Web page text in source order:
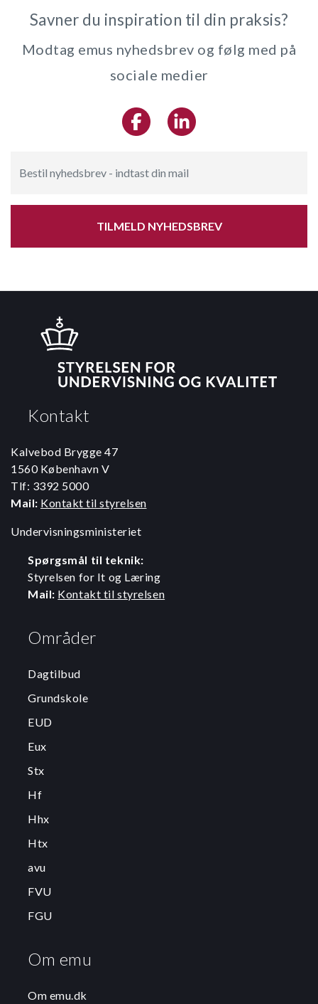
Savner du inspiration til din praksis?
Modtag emus nyhedsbrev og følg med på
sociale medier
TILMELD NYHEDSBREV
Kontakt
Kalvebod Brygge 47
1560 København V
Tlf: 3392 5000
Mail: Kontakt til styrelsen
Undervisningsministeriet
Spørgsmål til teknik:
Styrelsen for It og Læring
Mail: Kontakt til styrelsen
Områder
Dagtilbud
Grundskole
EUD
Eux
Stx
Hf
Hhx
Htx
avu
FVU
FGU
Om emu
Om emu.dk